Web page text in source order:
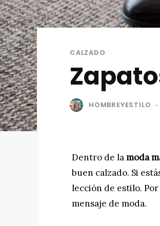
CALZADO
HOMBREYESTILO -
Dentro de lamoda
buen calzado. Si
lección de estilo.
mensaje de moda.